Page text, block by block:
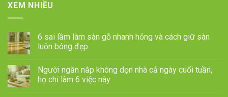
XEM NHIỀU
6 sai lầm làm sàn gỗ nhanh hỏng và cách giữ sàn
luôn bóng đẹp
Người ngăn nắp không dọn nhà cả ngày cuối tuần,
họ chỉ làm 6 việc này